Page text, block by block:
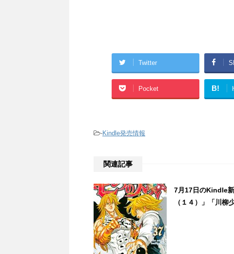
Twitter
Pocket B!
-Kindle発売情報
関連記事
7月17日のKindle
（１４）」「川柳